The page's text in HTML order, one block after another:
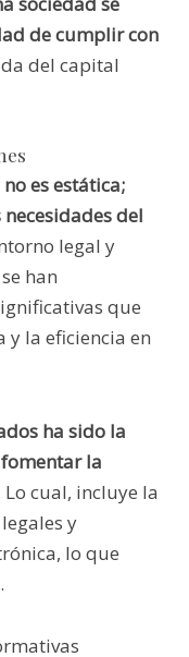
de cumplir con
del capital
es estática;
del
legal y
han
que
la eficiencia en
ha sido la
la
Lo cual, incluye la
y
lo que